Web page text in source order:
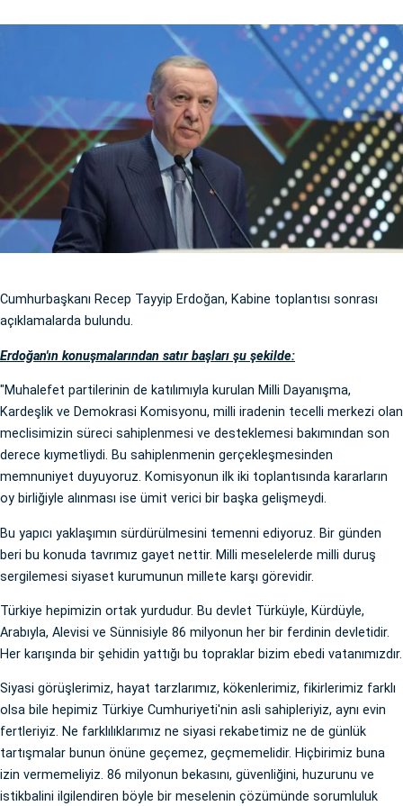
Cumhurbaşkanı Recep Tayyip Erdoğan, Kabine toplantısı sonrası
açıklamalarda bulundu.
Erdoğan'ın konuşmalarından satır başları şu şekilde:
"Muhalefet partilerinin de katılımıyla kurulan Milli Dayanışma,
Kardeşlik ve Demokrasi Komisyonu, milli iradenin tecelli merkezi olan
meclisimizin süreci sahiplenmesi ve desteklemesi bakımından son
derece kıymetliydi. Bu sahiplenmenin gerçekleşmesinden
memnuniyet duyuyoruz. Komisyonun ilk iki toplantısında kararların
oy birliğiyle alınması ise ümit verici bir başka gelişmeydi.
Bu yapıcı yaklaşımın sürdürülmesini temenni ediyoruz. Bir günden
beri bu konuda tavrımız gayet nettir. Milli meselelerde milli duruş
sergilemesi siyaset kurumunun millete karşı görevidir.
Türkiye hepimizin ortak yurdudur. Bu devlet Türküyle, Kürdüyle,
Arabıyla, Alevisi ve Sünnisiyle 86 milyonun her bir ferdinin devletidir.
Her karışında bir şehidin yattığı bu topraklar bizim ebedi vatanımızdır.
Siyasi görüşlerimiz, hayat tarzlarımız, kökenlerimiz, fikirlerimiz farklı
olsa bile hepimiz Türkiye Cumhuriyeti'nin asli sahipleriyiz, aynı evin
fertleriyiz. Ne farklılıklarımız ne siyasi rekabetimiz ne de günlük
tartışmalar bunun önüne geçemez, geçmemelidir. Hiçbirimiz buna
izin vermemeliyiz. 86 milyonun bekasını, güvenliğini, huzurunu ve
istikbalini ilgilendiren böyle bir meselenin çözümünde sorumluluk